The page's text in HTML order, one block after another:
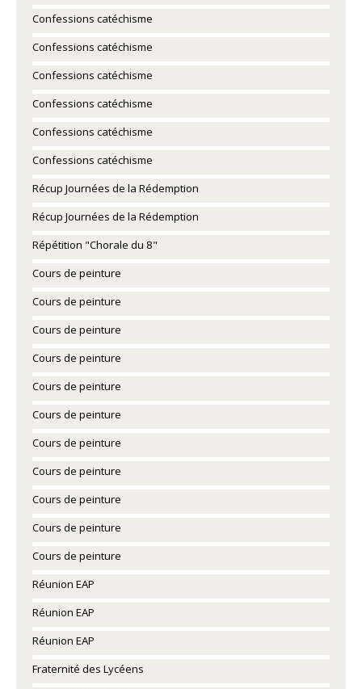
Confessions catéchisme
Confessions catéchisme
Confessions catéchisme
Confessions catéchisme
Confessions catéchisme
Confessions catéchisme
Récup Journées de la Rédemption
Récup Journées de la Rédemption
Répétition "Chorale du 8"
Cours de peinture
Cours de peinture
Cours de peinture
Cours de peinture
Cours de peinture
Cours de peinture
Cours de peinture
Cours de peinture
Cours de peinture
Cours de peinture
Cours de peinture
Réunion EAP
Réunion EAP
Réunion EAP
Fraternité des Lycéens